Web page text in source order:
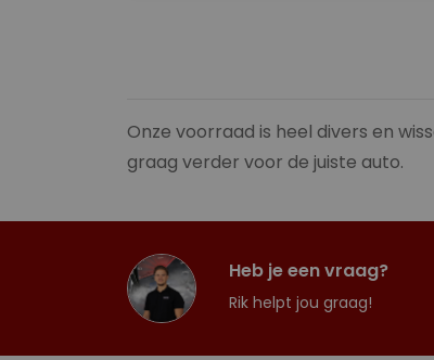
Onze voorraad is heel divers en
graag verder voor de juiste auto.
Heb je een vraag?
Rik helpt jou graag!